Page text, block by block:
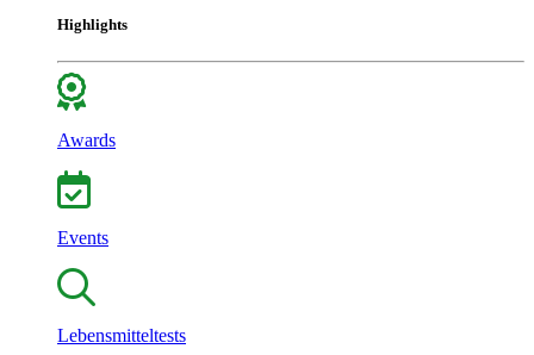
Highlights
Awards
Events
Lebensmitteltests